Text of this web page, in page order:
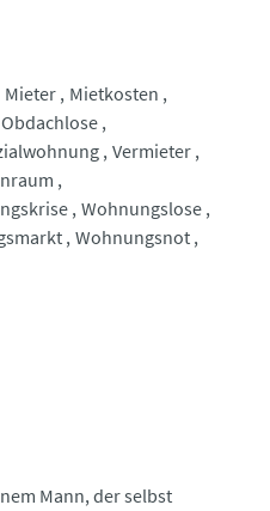
Mieter Mietkosten
Obdachlose
Vermieter
Wohnungslose
Wohnungsnot
Mann, der selbst